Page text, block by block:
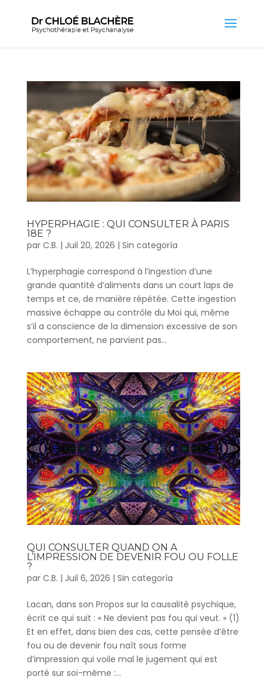
HYPERPHAGIE : QUI CONSULTER À PARIS
18E ?
par C.B. | Juil 20, 2026 | Sin categoría
L’hyperphagie correspond à l’ingestion d’une
grande quantité d’aliments dans un court laps de
temps et ce, de manière répétée. Cette ingestion
massive échappe au contrôle du Moi qui, même
s’il a conscience de la dimension excessive de son
comportement, ne parvient pas...
QUI CONSULTER QUAND ON A
L’IMPRESSION DE DEVENIR FOU OU FOLLE
?
par C.B. | Juil 6, 2026 | Sin categoría
Lacan, dans son Propos sur la causalité psychique,
écrit ce qui suit : « Ne devient pas fou qui veut. » (1)
Et en effet, dans bien des cas, cette pensée d’être
fou ou de devenir fou naît sous forme
d’impression qui voile mal le jugement qui est
porté sur soi-même :...